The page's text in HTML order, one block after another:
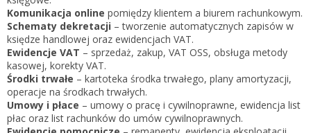
Komunikacja online pomiędzy klientem a biurem rachunkowym.
Schematy dekretacji – tworzenie automatycznych zapisów w
księdze handlowej oraz ewidencjach VAT.
Ewidencje VAT – sprzedaż, zakup, VAT OSS, obsługa metody
kasowej, korekty VAT.
Środki trwałe – kartoteka środka trwałego, plany amortyzacji,
operacje na środkach trwałych.
Umowy i płace – umowy o pracę i cywilnoprawne, ewidencja list
płac oraz list rachunków do umów cywilnoprawnych.